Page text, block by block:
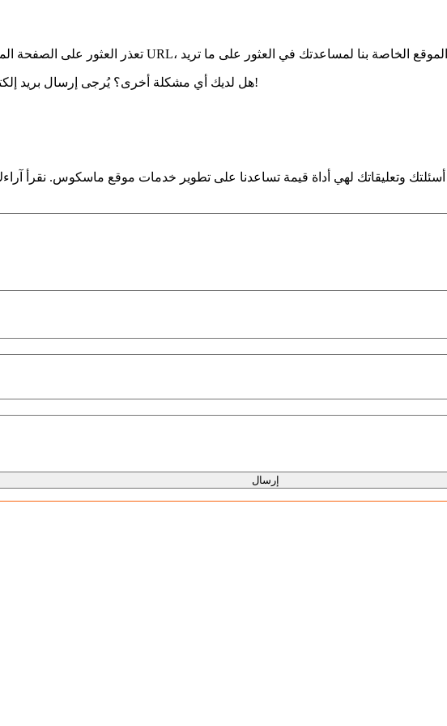
هل لديك أي مشكلة أخرى؟ يُرجى إرسال بريد إلكتروني أدناه وسنعاود التواصل معك. شكرًا على صبرك!
إرسال